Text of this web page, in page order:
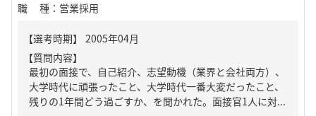
職種 ： 営業採用
【質問内容】
最初の面接で、自己紹介、志望動機（業界と会社両方）、
大学時代に頑張ったこと、大学時代一番大変だったこと、
残りの1年間どう過ごすか、を聞かれた。面接官1人に対...